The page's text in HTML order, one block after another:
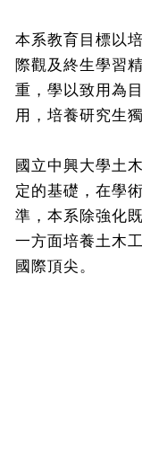
本系教育目標以
際觀及終生學習
重，學以致用為
用，培養研究生
國立中興大學土
定的基礎，在學
準，本系除強化
一方面培養土木
國際頂尖。